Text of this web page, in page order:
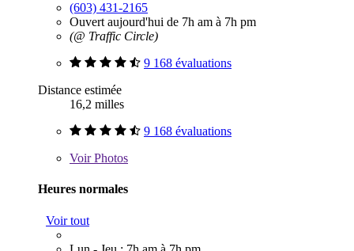
(603) 431-2165
Ouvert aujourd'hui de 7h am à 7h pm
(@ Traffic Circle)
9 168 évaluations
Distance estimée
16,2 milles
9 168 évaluations
VoirPhotos
Heures normales
Voir tout